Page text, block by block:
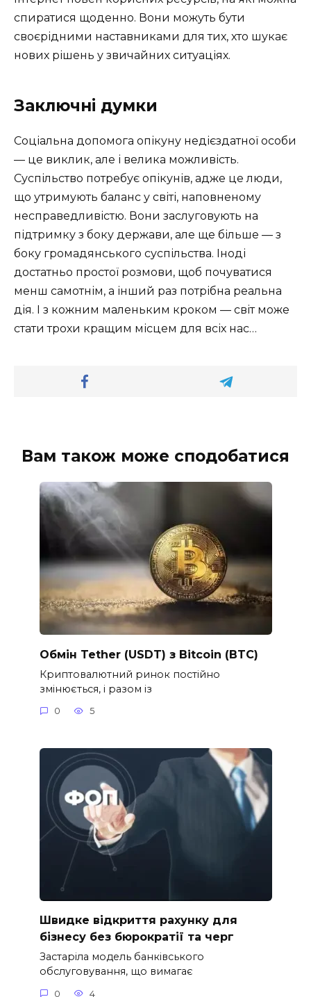
спиратися щоденно. Вони можуть бути
своєрідними наставниками для тих, хто шукає
нових рішень у звичайних ситуаціях.
Заключні думки
Соціальна допомога опікуну недієздатної особи
— це виклик, але і велика можливість.
Суспільство потребує опікунів, адже це люди,
що утримують баланс у світі, наповненому
несправедливістю. Вони заслуговують на
підтримку з боку держави, але ще більше — з
боку громадянського суспільства. Іноді
достатньо простої розмови, щоб почуватися
менш самотнім, а інший раз потрібна реальна
дія. І з кожним маленьким кроком — світ може
стати трохи кращим місцем для всіх нас…
Вам також може сподобатися
Обмін Tether (USDT) з Bitcoin (BTC)
Криптовалютний ринок постійно
змінюється, і разом із
0 5
Швидке відкриття рахунку для
бізнесу без бюрократії та черг
Застаріла модель банківського
обслуговування, що вимагає
0 4